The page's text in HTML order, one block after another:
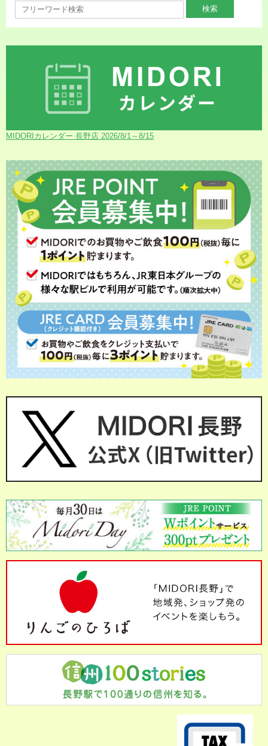
MIDORIカレンダー 長野店 2026/8/1～8/15